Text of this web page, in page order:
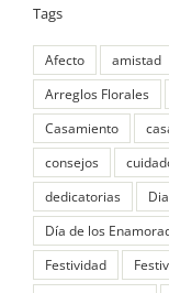
Tags
Afecto amistad
Arreglos Florales
Casamiento
consejos
dedicatorias
Día de los
Festividad